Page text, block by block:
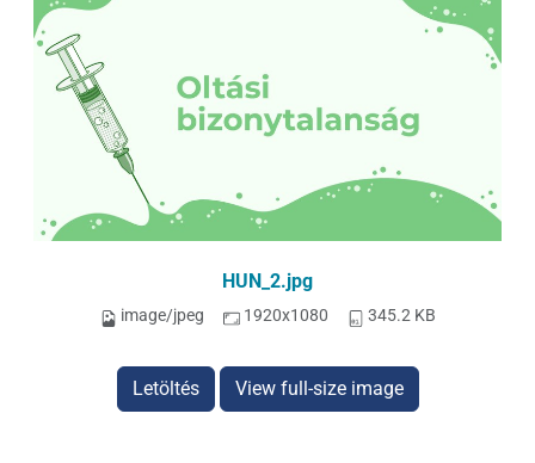
HUN_2.jpg
image/jpeg 1920x1080 345.2 KB
Letöltés View full-size image